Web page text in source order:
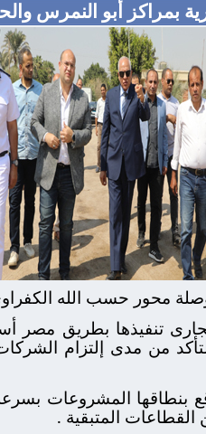
بمراكز أبو النمرس
محور حسب الله
تنفيذها بطريق مصر
من مدى إلتزام
بنطاقها المشروعات
القطاعات المتبقية .